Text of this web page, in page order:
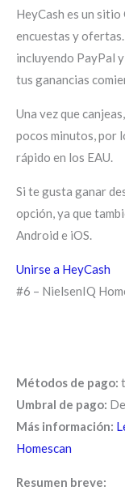
HeyCash es un
encuestas y
incluyendo PayPal
tus ganancias
Una vez que
pocos minutos, por
rápido en los EAU.
Si te gusta ganar
opción, ya que
Android e iOS.
Unirse a HeyCash
#6 – NielsenIQ
Métodos de pago:
Umbral de pago:
Más información:
Homescan
Resumen breve: